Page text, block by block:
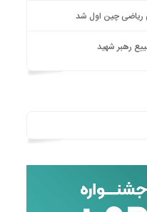
ریاضی چین اول شد
رهبر شهید